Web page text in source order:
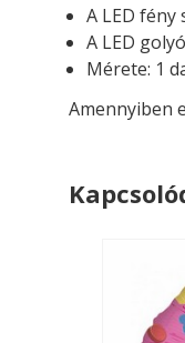
A LED
A LED
Mérete: 1
Amennyiben